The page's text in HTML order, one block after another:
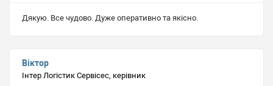
Дякую. Все чудово. Дуже оперативно та якісно.
Віктор
Інтер Логістик Сервісес, керівник